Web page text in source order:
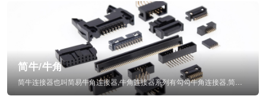
简牛/牛角